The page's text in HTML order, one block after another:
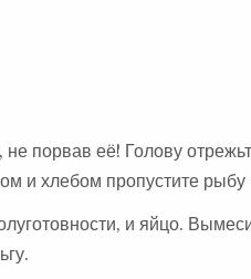
порвав её! Голову
и хлебом пропустите рыбу
и яйцо.